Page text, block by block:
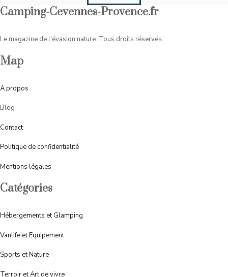
Camping-Cevennes-Provence.fr
Le magazine de l'évasion nature. Tous droits réservés.
Map
Apropos
Blog
Contact
Politique de confidentialité
Mentions légales
Catégories
Hébergements et Glamping
Vanlife et Equipement
Sports et Nature
Terroir et Art de vivre